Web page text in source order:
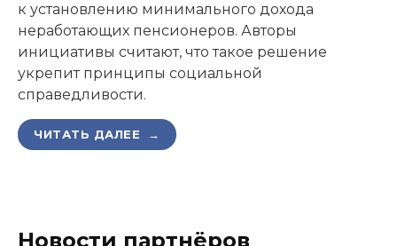
к установлению минимального дохода
неработающих пенсионеров. Авторы
инициативы считают, что такое решение
укрепит принципы социальной
справедливости.
ЧИТАТЬ ДАЛЕЕ →
Новости партнёров